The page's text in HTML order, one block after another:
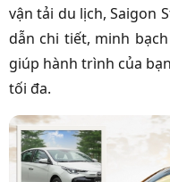
vận tải du lịch, Saigon
dẫn chi tiết, minh
giúp hành trình của
tối đa.